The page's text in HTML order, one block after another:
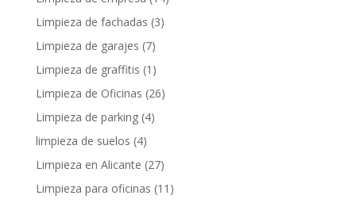
Limpieza de fachadas (3)
Limpieza de garajes (7)
Limpieza de graffitis (1)
Limpieza de Oficinas (26)
Limpieza de parking(4)
limpieza de suelos (4)
Limpieza en Alicante (27)
Limpieza para oficinas (11)